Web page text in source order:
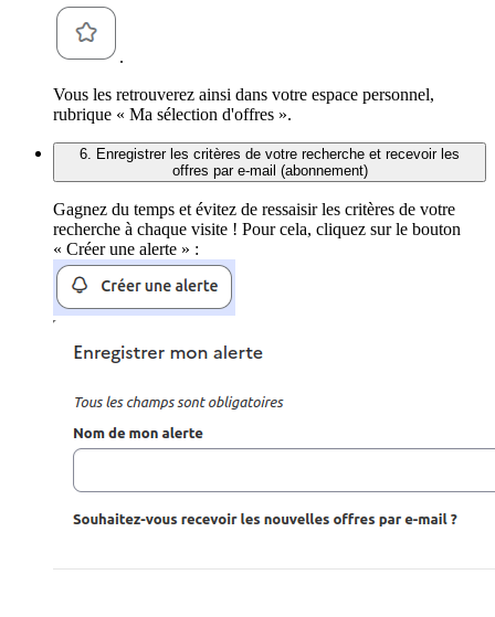
.
Vous les retrouverez ainsi dans votre espace personnel,
rubrique « Ma sélection d'offres ».
6. Enregistrer les critères de votre recherche et recevoir les
offres par e-mail (abonnement)
Gagnez du temps et évitez de ressaisir les critères de votre
recherche à chaque visite ! Pour cela, cliquez sur le bouton
« Créer une alerte » :